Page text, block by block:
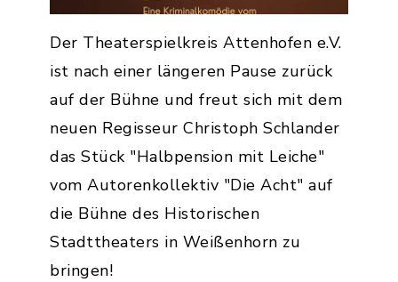
Der Theaterspielkreis Attenhofen e.V.
ist nach einer längeren Pause zurück
auf der Bühne und freut sich mit dem
neuen Regisseur Christoph Schlander
das Stück "Halbpension mit Leiche"
vom Autorenkollektiv "Die Acht" auf
die Bühne des Historischen
Stadttheaters in Weißenhorn zu
bringen!